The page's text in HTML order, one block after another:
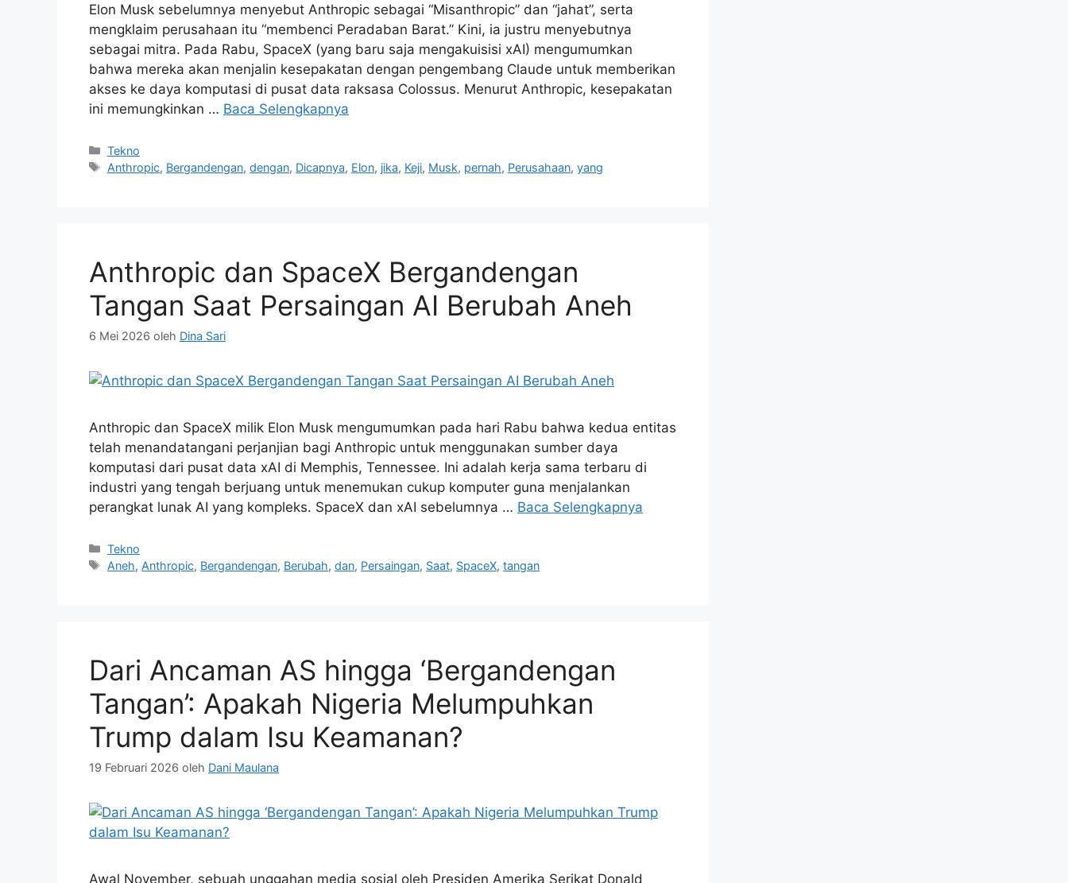
Elon Musk sebelumnya menyebut Anthropic sebagai “Misanthropic” dan “jahat”, serta
mengklaim perusahaan itu “membenci Peradaban Barat.” Kini, ia justru menyebutnya
sebagai mitra. Pada Rabu, SpaceX (yang baru saja mengakuisisi xAI) mengumumkan
bahwa mereka akan menjalin kesepakatan dengan pengembang Claude untuk memberikan
akses ke daya komputasi di pusat data raksasa Colossus. Menurut Anthropic, kesepakatan
ini memungkinkan … Baca Selengkapnya
Kategori
Tekno
Tag
Anthropic, Bergandengan,dengan, Dicapnya, Elon, jika, Keji, Musk, pernah, Perusahaan,yang
Anthropic dan SpaceX Bergandengan
Tangan Saat Persaingan AI Berubah Aneh
6 Mei 2026 oleh Dina Sari
Anthropic dan SpaceX milik Elon Musk mengumumkan pada hari Rabu bahwa kedua entitas
telah menandatangani perjanjian bagi Anthropic untuk menggunakan sumber daya
komputasi dari pusat data xAI di Memphis, Tennessee. Ini adalah kerja sama terbaru di
industri yang tengah berjuang untuk menemukan cukup komputer guna menjalankan
perangkat lunak AI yang kompleks. SpaceX dan xAI sebelumnya … Baca Selengkapnya
Kategori
Tekno
Tag
Aneh, Anthropic, Bergandengan, Berubah,dan, Persaingan, Saat, SpaceX,tangan
Dari Ancaman AS hingga ‘Bergandengan
Tangan’: Apakah Nigeria Melumpuhkan
Trump dalam Isu Keamanan?
19 Februari 2026 oleh Dani Maulana
Awal November, sebuah unggahan media sosial oleh Presiden Amerika Serikat Donald